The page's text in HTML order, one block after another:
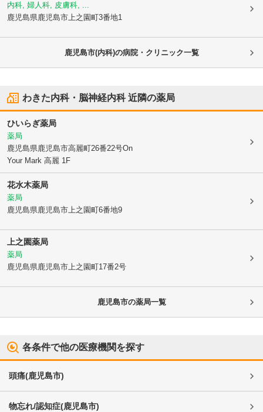
内科, 婦人科, 皮膚科, ...
鹿児島県鹿児島市上之園町3番地1
鹿児島市(内科)の病院・クリニック一覧
わきた内科・脳神経内科近隣の薬局
ひいらぎ薬局
薬局
鹿児島県鹿児島市高麗町26番22号On
Your Mark 高麗 1F
花水木薬局
薬局
鹿児島県鹿児島市上之園町6番地9
上之園薬局
薬局
鹿児島県鹿児島市上之園町17番2号
鹿児島市の薬局一覧
各条件で他の医療機関を探す
頭痛(鹿児島市)
物忘れ/認知症(鹿児島市)